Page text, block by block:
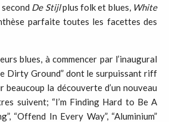
De Stijlplus folk et blues, White
parfaite toutes les facettes des
blues, à commencer par l’inaugural
Dirty Ground” dont le surpuissant riff
beaucoup la découverte d’un nouveau
suivent; “I’m Finding Hard to Be A
“Offend In Every Way”, “Aluminium”